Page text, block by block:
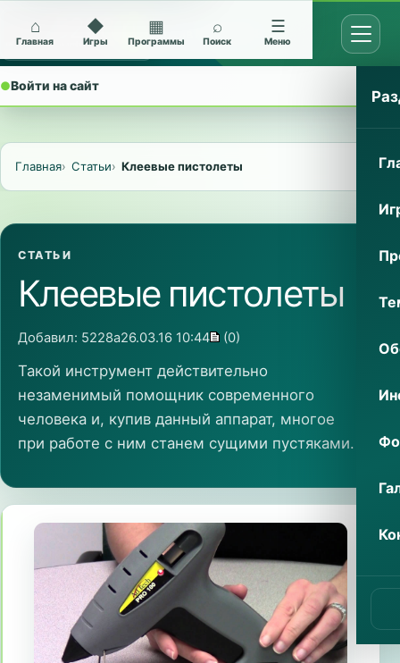
Архив Nokia 5228
●Войти на сайт
⌂
Главная
◆
Игры
▦
Программы
⌕
Поиск
☰
Меню
Главная Статьи Клеевые пистолеты
СТАТЬИ
Клеевые пистолеты
Добавил: 5228a26.03.16 10:44 (0)
Такой инструмент действительно
незаменимый помощник современного
человека и, купив данный аппарат, многое
при работе с ним станем сущими пустяками.